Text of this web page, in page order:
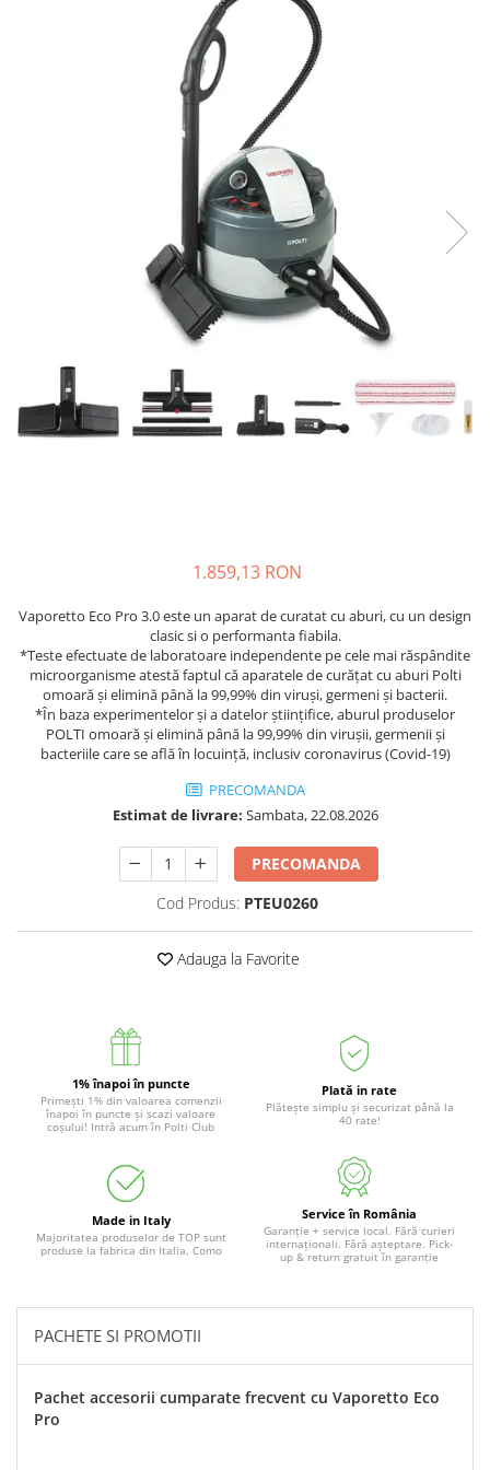
1.859,13 RON
Vaporetto Eco Pro 3.0 este un aparat de curatat cu aburi, cu un design
clasic si o performanta fiabila.
*Teste efectuate de laboratoare independente pe cele mai răspândite
microorganisme atestă faptul că aparatele de curățat cu aburi Polti
omoară și elimină până la 99,99% din viruși, germeni și bacterii.
*În baza experimentelor și a datelor științifice, aburul produselor
POLTI omoară și elimină până la 99,99% din virușii, germenii și
bacteriile care se află în locuință, inclusiv coronavirus (Covid-19)
PRECOMANDA
Estimat de livrare: Sambata, 22.08.2026
PRECOMANDA
Cod Produs: PTEU0260
Adauga la Favorite
1% înapoi în puncte
Primești 1% din valoarea comenzii
înapoi în puncte și scazi valoare
coșului! Intră acum în Polti Club
Plată in rate
Plătește simplu și securizat până la
40 rate!
Made in Italy
Majoritatea produselor de TOP sunt
produse la fabrica din Italia, Como
Service în România
Garanție + service local. Fără curieri
internaționali. Fără așteptare. Pick-
up & return gratuit în garanție
PACHETE SI PROMOTII
Pachet accesorii cumparate frecvent cu Vaporetto Eco
Pro